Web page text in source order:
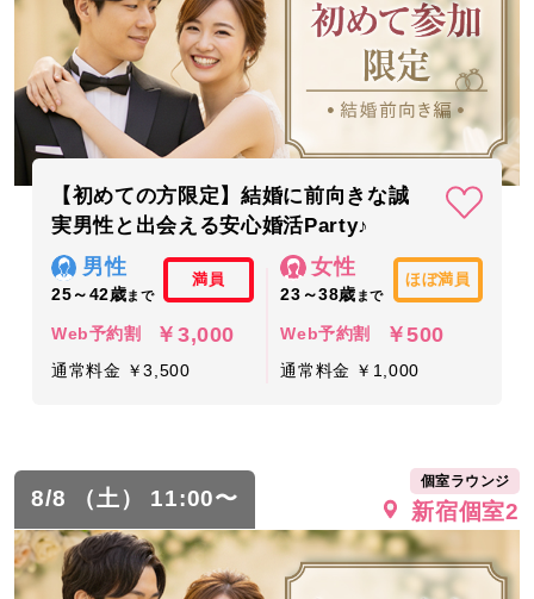
【初めての方限定】結婚に前向きな誠
実男性と出会える安心婚活Party♪
男性
25～42歳まで
満員
Web予約割 ￥3,000
通常料金 ￥3,500
女性
23～38歳 まで
ほぼ満員
Web予約割 ￥500
通常料金 ￥1,000
8/8 （土） 11:00〜
個室ラウンジ
新宿個室2